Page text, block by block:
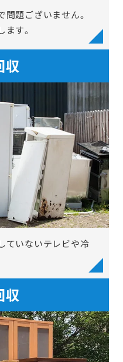
題ございません。
す。
収
ていないテレビや冷
収